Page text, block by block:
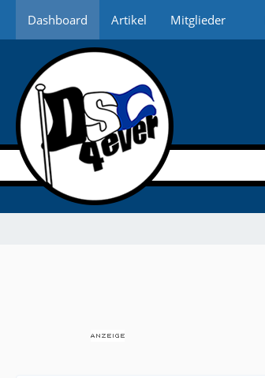
Dashboard Artikel Mitglieder